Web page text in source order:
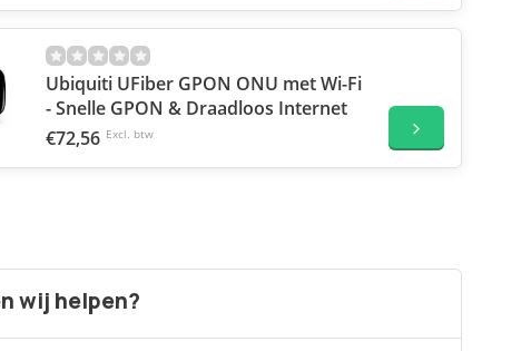
Ubiquiti UFiber GPON ONU met Wi-Fi
- Snelle GPON & Draadloos Internet
€72,56 Excl. btw
wij helpen?